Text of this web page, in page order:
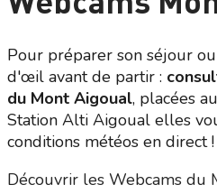
Pour préparer son séjour
d'œil avant de partir :
du Mont Aigoual, placées
Station Alti Aigoual elles
conditions météos en direct !
Découvrir les Webcams du